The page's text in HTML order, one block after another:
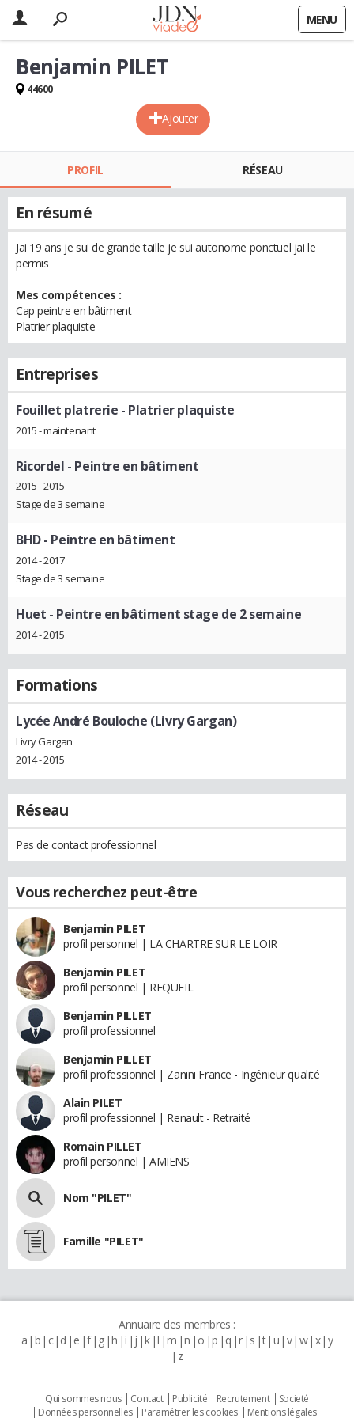
MENU
Ajouter
Benjamin PILET
44600
PROFIL RÉSEAU
En résumé
Jai 19 ans je sui de grande taille je sui autonome ponctuel jai le
permis
Mes compétences :
Cap peintre en bâtiment
Platrier plaquiste
Entreprises
Fouillet platrerie - Platrier plaquiste
2015 - maintenant
Ricordel - Peintre en bâtiment
2015 - 2015
Stage de 3 semaine
BHD- Peintre en bâtiment
2014 - 2017
Stage de 3 semaine
Huet - Peintre en bâtiment stage de 2 semaine
2014 - 2015
Formations
Lycée André Bouloche (Livry Gargan)
Livry Gargan
2014 - 2015
Réseau
Pas de contact professionnel
Vous recherchez peut-être
Benjamin PILET
profil personnel | LA CHARTRE SUR LE LOIR
Benjamin PILET
profil personnel | REQUEIL
Benjamin PILLET
profil professionnel
Benjamin PILLET
profil professionnel | Zanini France - Ingénieur qualité
Alain PILET
profil professionnel | Renault - Retraité
Romain PILLET
profil personnel | AMIENS
Nom "PILET"
Famille "PILET"
Annuaire des membres :
a b c d e f g h i j k l m n o p q r s t u v w x y
z
Qui sommes nous Contact Publicité Recrutement
Societé
Données personnelles
Paramétrer les cookies Mentions légales